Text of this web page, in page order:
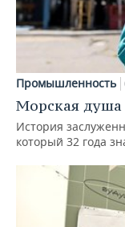
Промышленность
Морская душа
История
который 32 года